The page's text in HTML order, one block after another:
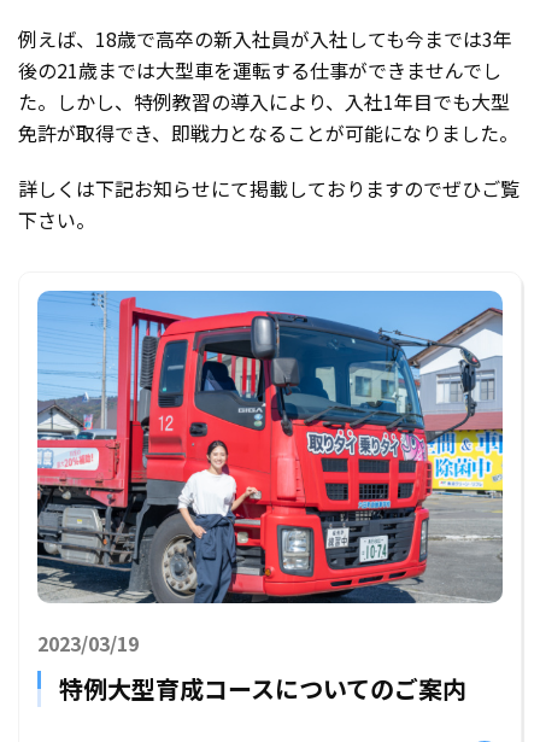
例えば、18歳で高卒の新入社員が入社しても今までは3年
後の21歳までは大型車を運転する仕事ができませんでし
た。しかし、特例教習の導入により、入社1年目でも大型
免許が取得でき、即戦力となることが可能になりました。
詳しくは下記お知らせにて掲載しておりますのでぜひご覧
下さい。
2023/03/19
特例大型育成コースについてのご案内